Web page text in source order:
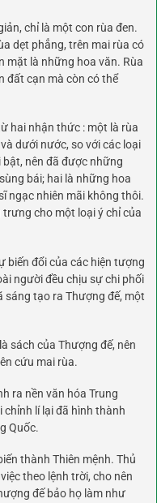
chỉ là một con rùa đen.
dẹt phẳng, trên mai rùa có
mặt là những hoa văn. Rùa
đất cạn mà còn có thể
hai nhận thức : một là rùa
dưới nước, so với các loại
nên đã được những
bái; hai là những hoa
ngạc nhiên mãi không thôi.
cho một loại ý chỉ của
biến đổi của các hiện tượng
người đều chịu sự chi phối
sáng tạo ra Thượng đế, một
sách của Thượng đế, nên
cứu mai rùa.
ra nền văn hóa Trung
chỉnh lí lại đã hình thành
Quốc.
thành Thiên mệnh. Thủ
theo lệnh trời, cho nên
đế bảo họ làm như